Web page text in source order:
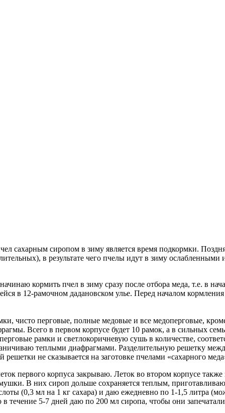
сахарным сиропом в зиму является время подкормки.
в результате чего пчелы идут в зиму ослабленными
кормить пчел в зиму сразу после отбора меда, т.е. в
в 12-рамочном дадановском улье. Перед началом
чисто перговые, полные медовые и все медоперговые,
Всего в первом корпусе будет 10 рамок, а в сильных
рамки и светлокоричневую сушь в количестве,
теплыми диафрагмами. Разделительную решетку
не сказывается на заготовке пчелами «сахарного
первого корпуса закрываю. Леток во втором корпусе
В них сироп дольше сохраняется теплым,
(0,3 мл на 1 кг сахара) и даю ежедневно по 1-1,5 литра
течение 5-7 дней даю по 200 мл сиропа, чтобы они